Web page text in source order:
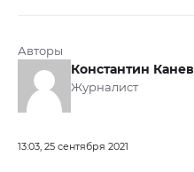
Авторы
Константин Канев
Журналист
13:03, 25 сентября 2021